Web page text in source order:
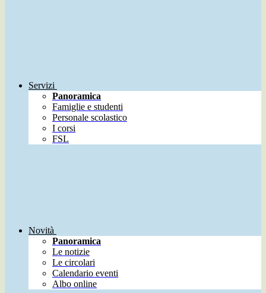
Servizi
Panoramica
Famiglie e studenti
Personale scolastico
I corsi
FSL
Novità
Panoramica
Le notizie
Le circolari
Calendario eventi
Albo online